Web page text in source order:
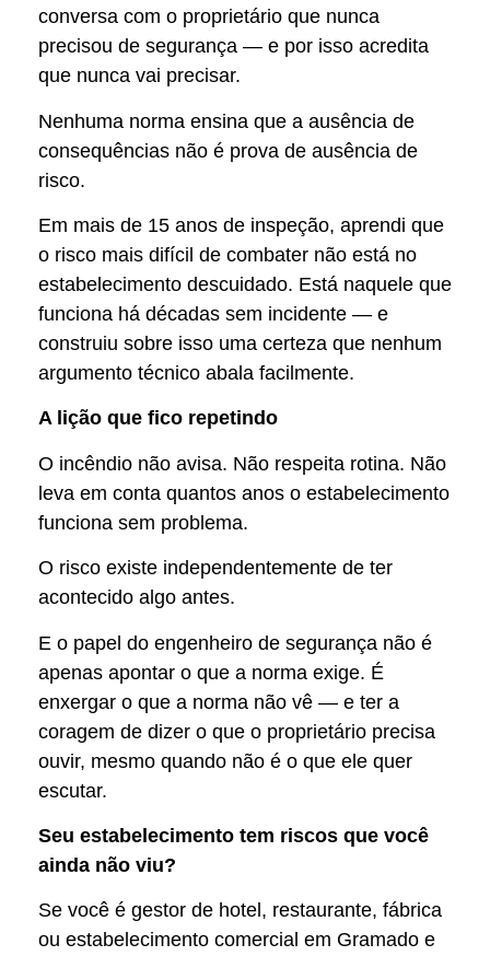
conversa com o proprietário que nunca
precisou de segurança — e por isso acredita
que nunca vai precisar.
Nenhuma norma ensina que a ausência de
consequências não é prova de ausência de
risco.
Em mais de 15 anos de inspeção, aprendi que
o risco mais difícil de combater não está no
estabelecimento descuidado. Está naquele que
funciona há décadas sem incidente — e
construiu sobre isso uma certeza que nenhum
argumento técnico abala facilmente.
A lição que fico repetindo
O incêndio não avisa. Não respeita rotina. Não
leva em conta quantos anos o estabelecimento
funciona sem problema.
O risco existe independentemente de ter
acontecido algo antes.
E o papel do engenheiro de segurança não é
apenas apontar o que a norma exige. É
enxergar o que a norma não vê — e ter a
coragem de dizer o que o proprietário precisa
ouvir, mesmo quando não é o que ele quer
escutar.
Seu estabelecimento tem riscos que você
ainda não viu?
Se você é gestor de hotel, restaurante, fábrica
ou estabelecimento comercial em Gramado e